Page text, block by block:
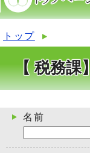
トップ
【 税務課
名前